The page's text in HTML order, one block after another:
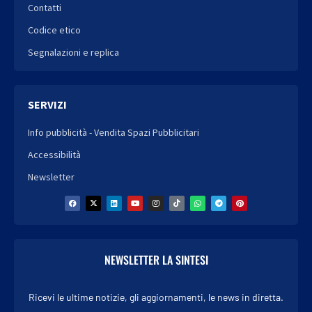
Contatti
Codice etico
Segnalazioni e replica
SERVIZI
Info pubblicità - Vendita Spazi Pubblicitari
Accessibilità
Newsletter
NEWSLETTER LA SINTESI
Ricevi le ultime notizie, gli aggiornamenti, le news in diretta.